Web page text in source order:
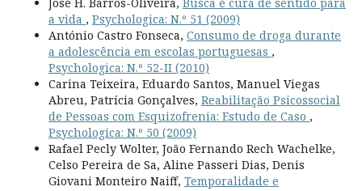
a vida , Psychologica: N.º 51 (2009)
António Castro Fonseca, Consumo de droga durante
a adolescência em escolas portuguesas ,
Psychologica: N.º 52-II (2010)
Carina Teixeira, Eduardo Santos, Manuel Viegas
Abreu, Patrícia Gonçalves, Reabilitação Psicossocial
de Pessoas com Esquizofrenia: Estudo de Caso ,
Psychologica: N.º 50 (2009)
Rafael Pecly Wolter, João Fernando Rech Wachelke,
Celso Pereira de Sa, Aline Passeri Dias, Denis
Giovani Monteiro Naiff, Temporalidade e